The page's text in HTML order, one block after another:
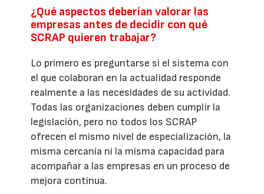
¿Qué aspectos deberían valorar las
empresas antes de decidir con qué
SCRAP quieren trabajar?
Lo primero es preguntarse si el sistema con
el que colaboran en la actualidad responde
realmente a las necesidades de su actividad.
Todas las organizaciones deben cumplir la
legislación, pero no todos los SCRAP
ofrecen el mismo nivel de especialización, la
misma cercanía ni la misma capacidad para
acompañar a las empresas en un proceso de
mejora continua.